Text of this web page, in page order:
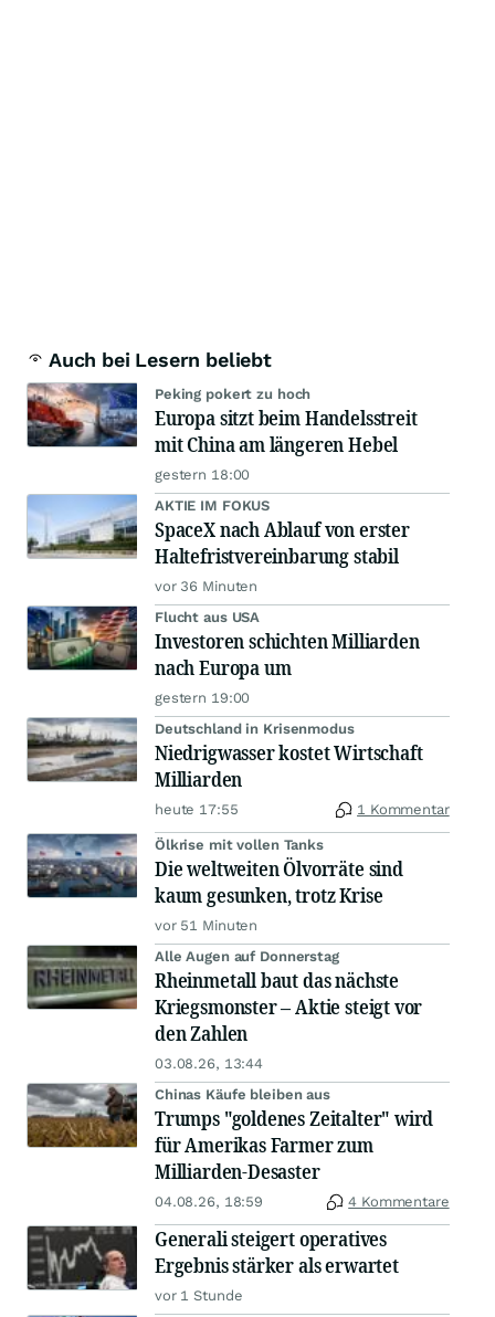
Auch bei Lesern beliebt
Peking pokert zu hoch
Europa sitzt beim Handelsstreit
mit China am längeren Hebel
gestern 18:00
AKTIE IM FOKUS
SpaceX nach Ablauf von erster
Haltefristvereinbarung stabil
vor 36 Minuten
Flucht aus USA
Investoren schichten Milliarden
nach Europa um
gestern 19:00
Deutschland in Krisenmodus
Niedrigwasser kostet Wirtschaft
Milliarden
heute 17:55 1 Kommentar
Ölkrise mit vollen Tanks
Die weltweiten Ölvorräte sind
kaum gesunken, trotz Krise
vor 51 Minuten
Alle Augen auf Donnerstag
Rheinmetall baut das nächste
Kriegsmonster – Aktie steigt vor
den Zahlen
03.08.26, 13:44
Chinas Käufe bleiben aus
Trumps "goldenes Zeitalter" wird
für Amerikas Farmer zum
Milliarden-Desaster
04.08.26, 18:59 4 Kommentare
Generali steigert operatives
Ergebnis stärker als erwartet
vor 1 Stunde